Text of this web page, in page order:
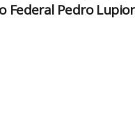
Federal Pedro